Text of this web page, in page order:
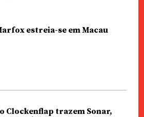
estreia-se em Macau
Clockenflap trazem Sonar,